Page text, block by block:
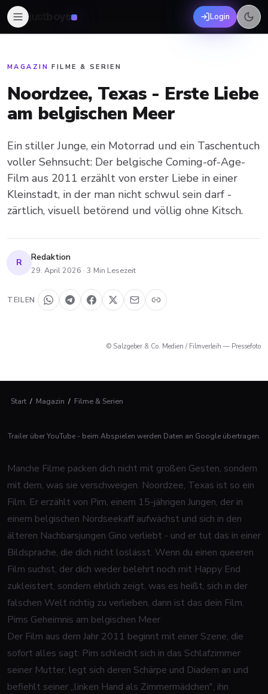
boys Login
MAGAZIN ·FILME & SERIEN
Noordzee, Texas - Erste Liebe
am belgischen Meer
Ein stiller Junge, ein Motorrad und ein Taschentuch
voller Sehnsucht: Der belgische Coming-of-Age-
Film aus 2011 erzählt von erster Liebe in einer
Kleinstadt, in der man nicht schwul sein darf -
zärtlich, visuell betörend und völlig ohne Kitsch.
R Redaktion
29. April 2026 · 3 Min Lesezeit
TEILEN
© Salzgeber & Co. Medien / Filmverleih — Pressefoto
Start / Magazin / Filme & Serien
Trailer über YouTube - beim Abspielen werden Daten an Google übertragen.
Manche Filme packen dich nicht mit großen Gesten, sondern
mit dem, was sie verschweigen. Noordzee, Texas ist so ein
Film. Er erzählt von Pim, einem 15-jährigen Jungen, der in
einem belgischen Nordseekaff aufwächst und sich in den
älteren Nachbarsjungen Gino verliebt - und er tut das in einer
Bildsprache, die dich nicht loslässt. Wenn du einen queeren
Film suchst, der dich weder belehrt noch mit Happy End
zukleistert, sondern ehrlich zeigt, was es heißt, sich in der
falschen Welt richtig zu verlieben, dann ist das dein Film.
Pims Geheimnis am belgischen Meer
Der Film aus dem Jahr 2011 beginnt mit einer Szene, die
sofort alles sagt: Pim schleicht sich in das Schlafzimmer
seiner Mutter, legt sich deren Schärpe und Diadem an und
befiehlt seiner „linken Hand als Zimmermädchen", ihn